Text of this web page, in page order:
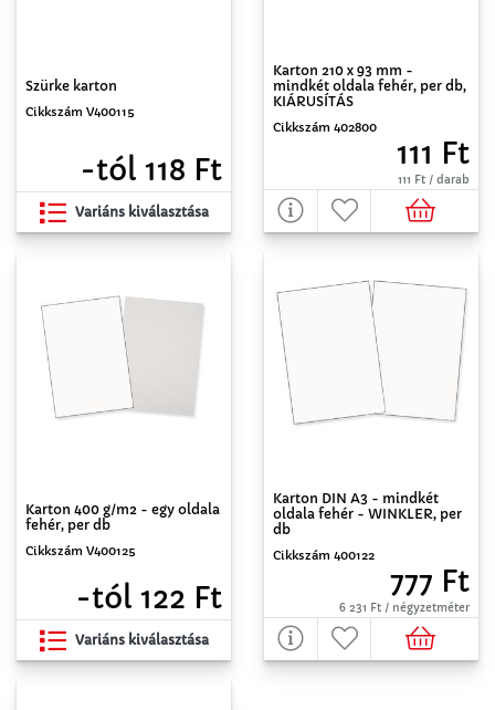
Szürke karton
Cikkszám V400115
-tól 118 Ft
Variáns kiválasztása
Karton 210 x 93 mm -
mindkét oldala fehér, per db,
KIÁRUSÍTÁS
Cikkszám 402800
111 Ft
111 Ft / darab
Karton 400 g/m2 - egy oldala
fehér, per db
Cikkszám V400125
-tól 122 Ft
Variáns kiválasztása
Karton DIN A3 - mindkét
oldala fehér - WINKLER, per
db
Cikkszám 400122
777 Ft
6 231 Ft / négyzetméter